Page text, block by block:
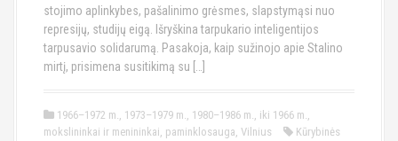
stojimo aplinkybes, pašalinimo grėsmes, slapstymąsi nuo
represijų, studijų eigą. Išryškina tarpukario inteligentijos
tarpusavio solidarumą. Pasakoja, kaip sužinojo apie Stalino
mirtį, prisimena susitikimą su […]
1966–1972 m., 1973–1979 m., 1980–1986 m., iki 1966 m.,
mokslininkai ir menininkai, paminklosauga, Vilnius
Kūrybinės